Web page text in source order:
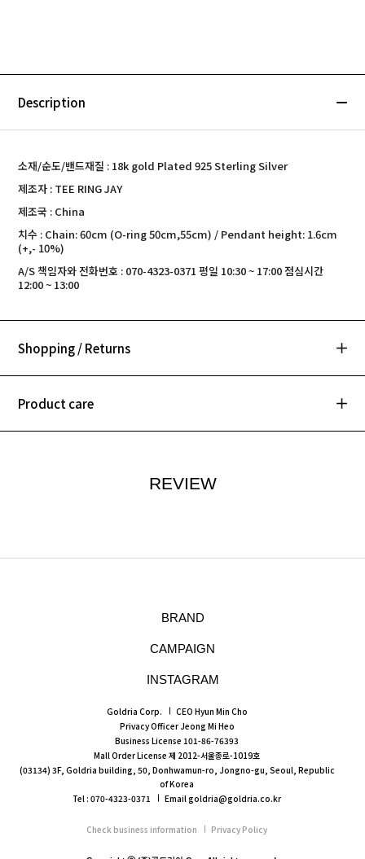
Description
소재/순도/밴드재질 : 18k gold Plated 925 Sterling Silver
제조자 : TEE RING JAY
제조국 : China
치수 : Chain: 60cm (O-ring 50cm,55cm) / Pendant height: 1.6cm
(+,- 10%)
A/S 책임자와 전화번호 : 070-4323-0371 평일 10:30 ~ 17:00 점심시간
12:00 ~ 13:00
Shopping / Returns
Product care
REVIEW
BRAND
CAMPAIGN
INSTAGRAM
Goldria Corp.
CEO Hyun Min Cho
Privacy Officer Jeong Mi Heo
Business License 101-86-76393
Mall Order License 제 2012-서울종로-1019호
(03134) 3F, Goldria building, 50, Donhwamun-ro, Jongno-gu, Seoul, Republic
of Korea
Tel : 070-4323-0371
Email goldria@goldria.co.kr
Check business information Privacy Policy